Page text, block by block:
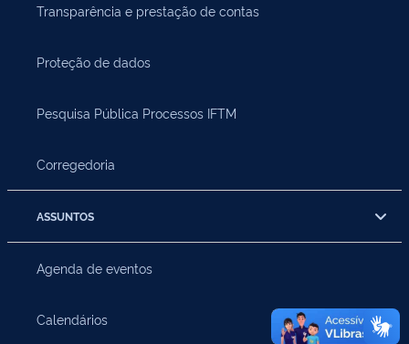
Transparência e prestação de contas
Proteção de dados
Pesquisa Pública Processos IFTM
Corregedoria
ASSUNTOS
Agenda de eventos
Calendários